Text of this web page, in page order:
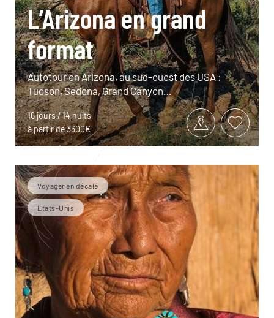
L’Arizona en grand
format
Autotour en Arizona, au sud-ouest des USA :
Tucson, Sedona, Grand Canyon…
16 jours / 14 nuits
à partir de 3300€
Voyager en décalé
Etats-Unis